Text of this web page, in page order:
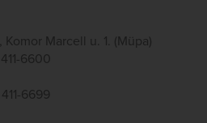
Komor Marcell u. 1. (Müpa)
411-6600
411-6699